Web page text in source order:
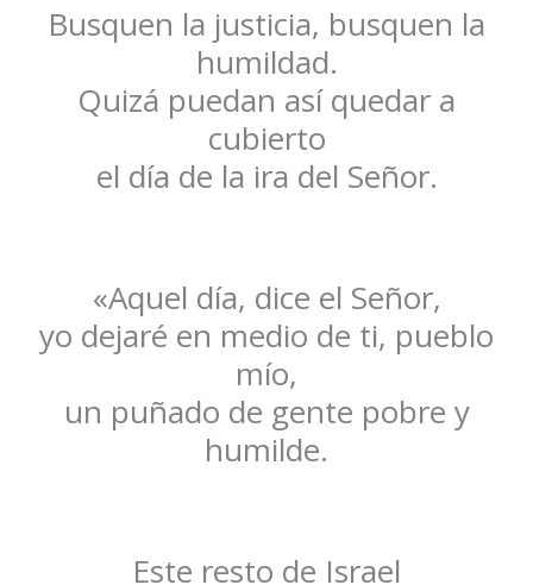
Busquen la justicia, busquen la
humildad.
Quizá puedan así quedar a
cubierto
el día de la ira del Señor.
«Aquel día, dice el Señor,
yo dejaré en medio de ti, pueblo
mío,
un puñado de gente pobre y
humilde.
Este resto de Israel